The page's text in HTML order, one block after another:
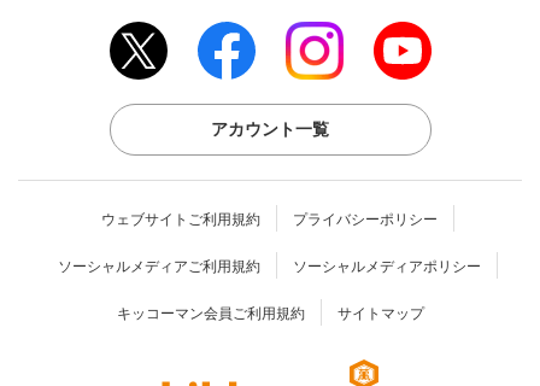
アカウント一覧
ウェブサイトご利用規約 プライバシーポリシー
ソーシャルメディアご利用規約 ソーシャルメディアポリシー
キッコーマン会員ご利用規約 サイトマップ